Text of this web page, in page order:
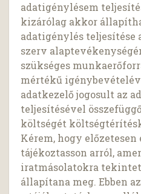
adatigénylésem
kizárólag akkor
adatigénylés teljesítése
szerv
szükséges
mértékű
adatkezelő jogosult az
teljesítésével
költségét
Kérem, hogy
tájékoztasson arról,
iratmásolatokra
állapítana meg. Ebben